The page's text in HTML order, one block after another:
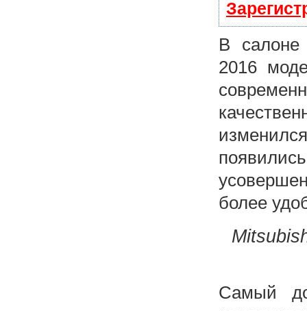
В салоне
2016
более
Самый